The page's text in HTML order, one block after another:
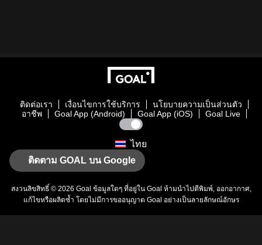
ติดต่อเรา เงื่อนไขการใช้บริการ
นโยบายความเป็นส่วนตัว
อาชีพ
Goal App (Android) Goal App (iOS) Goal Live
ไทย
ติดตาม GOAL บน Google
สงวนลิขสิทธิ์ © 2026 Goal ข้อมูลใดๆ ที่อยู่ใน Goal ห้ามนำไปตีพิมพ์, ออกอากาศ,
แก้ไขหรือผลิตซ้ำ โดยไม่มีการขออนุญาต Goal อย่างเป็นลายลักษณ์อักษร